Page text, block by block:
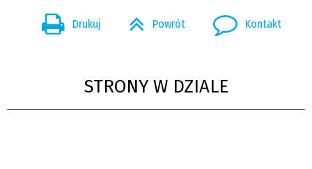
Drukuj Powrót Kontakt
STRONY W DZIALE